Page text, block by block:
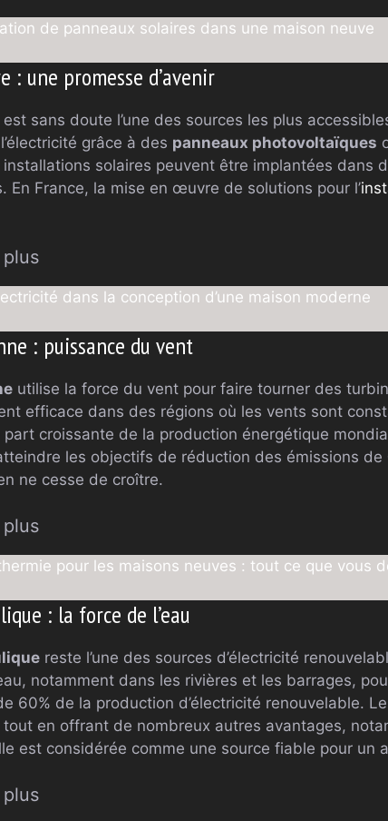
de panneaux solaires dans une maison neuve
: une promesse d’avenir
est sans doute l’une des sources les plus
grâce à des panneaux photovoltaïques
installations solaires peuvent être implantées dans
En France, la mise en œuvre de solutions pour l’
dans la conception d’une maison moderne
: puissance du vent
utilise la force du vent pour faire tourner des
efficace dans des régions où les vents sont
croissante de la production énergétique
les objectifs de réduction des émissions de
ne cesse de croître.
pour les maisons neuves : tout ce que vous
: la force de l’eau
reste l’une des sources d’électricité
notamment dans les rivières et les barrages,
60% de la production d’électricité renouvelable.
en offrant de nombreux autres avantages,
est considérée comme une source fiable pour un